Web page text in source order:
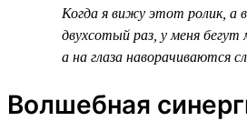
Когда я вижу этот ролик, а
двухсотый раз, у меня бегут
а на глаза наворачиваются
Волшебная